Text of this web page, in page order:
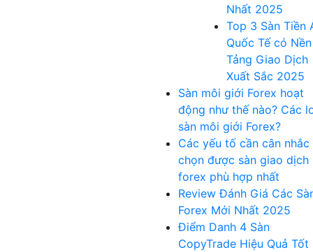
Nhất 2025
Top 3 Sàn Tiền
Quốc Tế có Nền
Tảng Giao Dịch
Xuất Sắc 2025
Sàn môi giới Forex hoạt
động như thế nào? Các
sàn môi giới Forex?
Các yếu tố cần cân nhắc
chọn được sàn giao dịch
forex phù hợp nhất
Review Đánh Giá Các
Forex Mới Nhất 2025
Điểm Danh 4 Sàn
CopyTrade Hiệu Quả Tốt